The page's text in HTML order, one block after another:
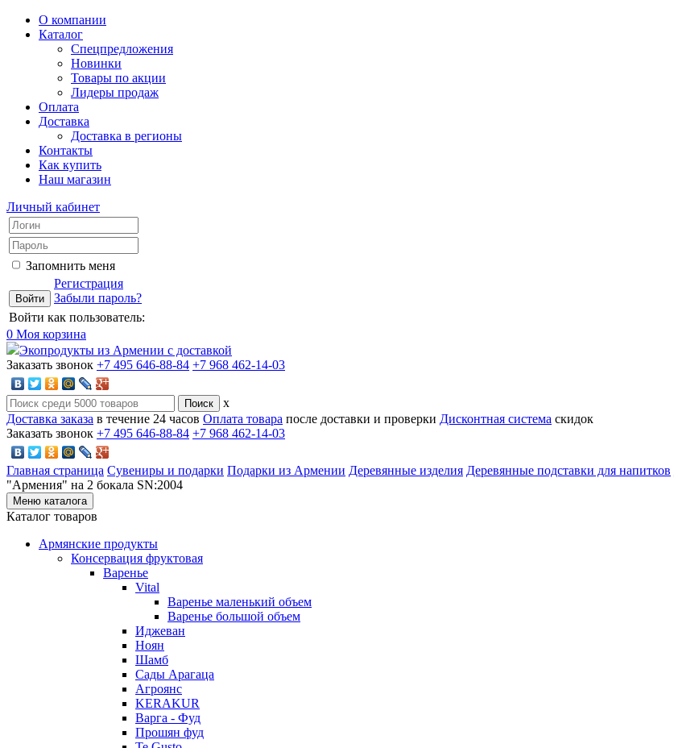
О компании
Каталог
Спецпредложения
Новинки
Товары по акции
Лидеры продаж
Оплата
Доставка
Доставка в регионы
Контакты
Как купить
Наш магазин
Личный кабинет
Запомнить меня
Регистрация
Забыли пароль?
Войти как пользователь:
0 Моя корзина
Экопродукты из Армении с доставкой
Заказать звонок +7 495 646-88-84 +7 968 462-14-03
x
Доставка заказа в течение 24 часов Оплата товара после доставки и проверки Дисконтная система скидок
Заказать звонок +7 495 646-88-84 +7 968 462-14-03
Главная страница Сувениры и подарки Подарки из Армении Деревянные изделия Деревянные подставки для напитков
"Армения" на 2 бокала SN:2004
Меню каталога
Каталог товаров
Армянские продукты
Консервация фруктовая
Варенье
Vital
Варенье маленький объем
Варенье большой объем
Иджеван
Ноян
Шамб
Сады Арагаца
Агроянс
KERAKUR
Варга - Фуд
Прошян фуд